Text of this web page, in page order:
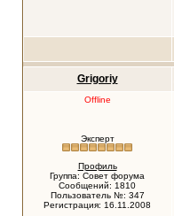
Grigoriy
Offline
Эксперт
Профиль
Группа: Совет форума
Сообщений: 1810
Пользователь №: 347
Регистрация: 16.11.2008